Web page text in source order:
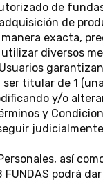
de
de
exacta,
diversos
titular de 1
y/o
y
así
podrá